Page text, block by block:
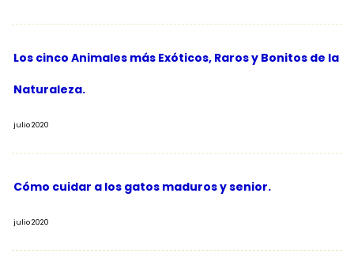
Los cinco Animales más Exóticos, Raros y Bonitos de la
Naturaleza.
julio 2020
Cómo cuidar a los gatos maduros y senior.
julio 2020